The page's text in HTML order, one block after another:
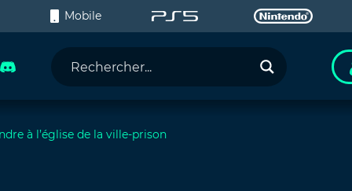
Mobile
à l’église de la ville-prison